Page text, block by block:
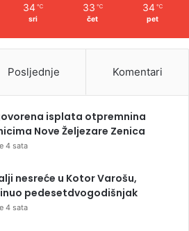
34 ℃
sri
33 ℃
čet
34 ℃
pet
Posljednje Komentari
isplata otpremnina
Nove Željezare Zenica
4 sata
nesreće u Kotor Varošu,
pedesetdvogodišnjak
4 sata